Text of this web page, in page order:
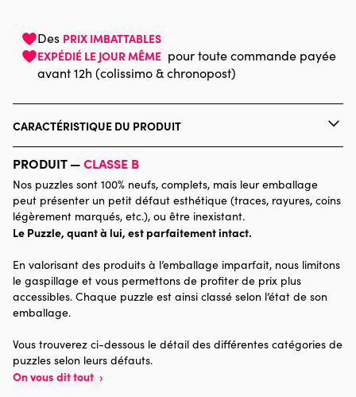
Des PRIX IMBATTABLES
EXPÉDIÉ LE JOUR MÊME pour toute commande payée
avant 12h (colissimo & chronopost)
CARACTÉRISTIQUE DU PRODUIT
Catégorie Puzzles - Art
Age
Puzzle pour Adultes (500 à
Provenance
Dimensions
PRODUIT —CLASSE B
Nos puzzles sont 100% neufs, complets, mais leur emballage
peut présenter un petit défaut esthétique (traces, rayures, coins
légèrement marqués, etc.), ou être inexistant.
Le Puzzle, quant à lui, est parfaitement intact.
En valorisant des produits à l’emballage imparfait, nous limitons
le gaspillage et vous permettons de profiter de prix plus
accessibles. Chaque puzzle est ainsi classé selon l’état de son
emballage.
Vous trouverez ci-dessous le détail des différentes catégories de
puzzles selon leurs défauts.
On vous dit tout ›